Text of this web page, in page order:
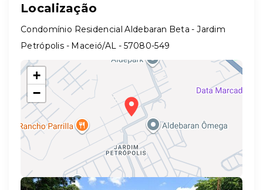
Localização
Condomínio Residencial Aldebaran Beta - Jardim
Petrópolis - Maceió/AL - 57080-549
+
−